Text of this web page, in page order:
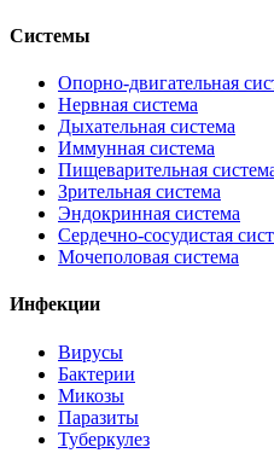
Системы
Опорно-двигательная
Нервная система
Дыхательная система
Иммунная система
Пищеварительная
Зрительная система
Эндокринная система
Сердечно-сосудистая
Мочеполовая система
Инфекции
Вирусы
Бактерии
Микозы
Паразиты
Туберкулез